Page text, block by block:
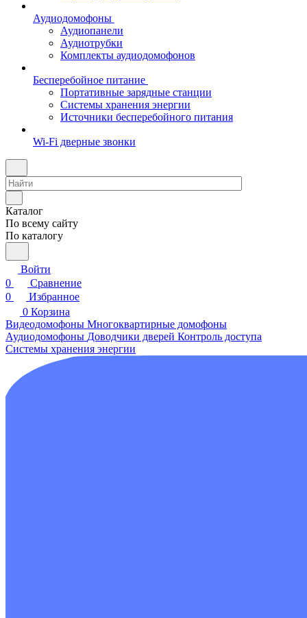
Аудиодомофоны
Аудиопанели
Аудиотрубки
Комплекты аудиодомофонов
Бесперебойное питание
Портативные зарядные станции
Системы хранения энергии
Источники бесперебойного питания
Wi-Fi дверные звонки
Каталог
По всему сайту
По каталогу
Войти
0
Сравнение
0
Избранное
0 Корзина
Видеодомофоны Многоквартирные домофоны
Аудиодомофоны Доводчики дверей Контроль доступа
Системы хранения энергии